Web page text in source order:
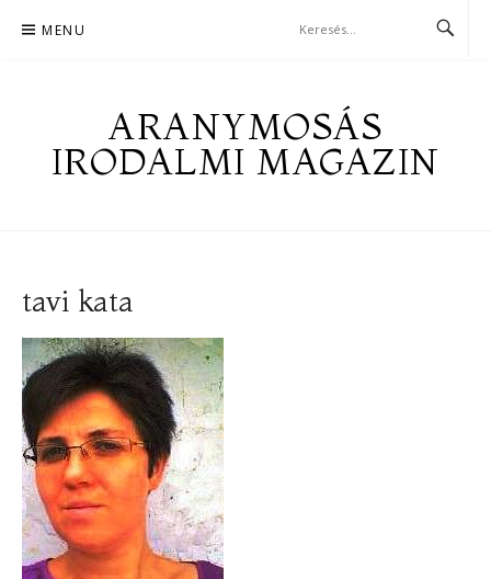
MENU
ARANYMOSÁS
IRODALMI MAGAZIN
tavi kata